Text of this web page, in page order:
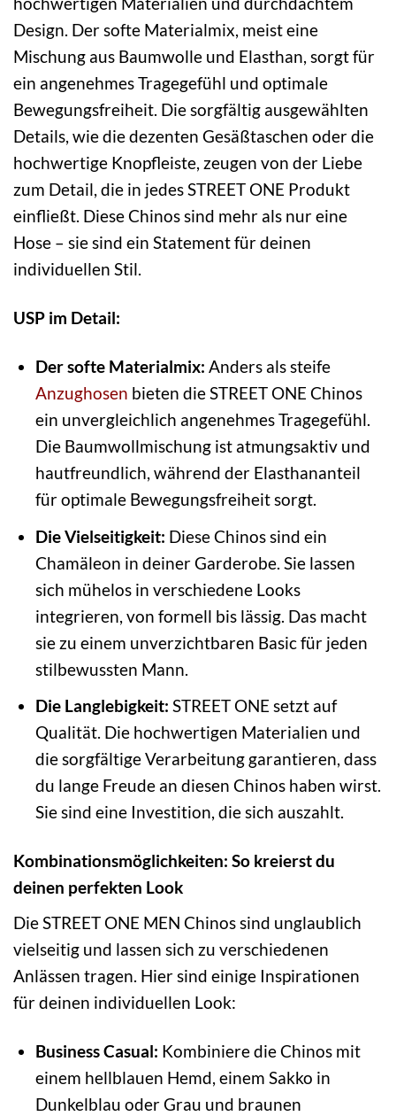
Design. Der softe Materialmix, meist eine
Mischung aus Baumwolle und Elasthan, sorgt für
ein angenehmes Tragegefühl und optimale
Bewegungsfreiheit. Die sorgfältig ausgewählten
Details, wie die dezenten Gesäßtaschen oder die
hochwertige Knopfleiste, zeugen von der Liebe
zum Detail, die in jedes STREET ONE Produkt
einfließt. Diese Chinos sind mehr als nur eine
Hose – sie sind ein Statement für deinen
individuellen Stil.
USP im Detail:
Der softe Materialmix: Anders als steife
Anzughosen bieten die STREET ONE Chinos
ein unvergleichlich angenehmes Tragegefühl.
Die Baumwollmischung ist atmungsaktiv und
hautfreundlich, während der Elasthananteil
für optimale Bewegungsfreiheit sorgt.
Die Vielseitigkeit: Diese Chinos sind ein
Chamäleon in deiner Garderobe. Sie lassen
sich mühelos in verschiedene Looks
integrieren, von formell bis lässig. Das macht
sie zu einem unverzichtbaren Basic für jeden
stilbewussten Mann.
Die Langlebigkeit: STREET ONE setzt auf
Qualität. Die hochwertigen Materialien und
die sorgfältige Verarbeitung garantieren, dass
du lange Freude an diesen Chinos haben wirst.
Sie sind eine Investition, die sich auszahlt.
Kombinationsmöglichkeiten: So kreierst du
deinen perfekten Look
Die STREET ONE MEN Chinos sind unglaublich
vielseitig und lassen sich zu verschiedenen
Anlässen tragen. Hier sind einige Inspirationen
für deinen individuellen Look:
Business Casual: Kombiniere die Chinos mit
einem hellblauen Hemd, einem Sakko in
Dunkelblau oder Grau und braunen